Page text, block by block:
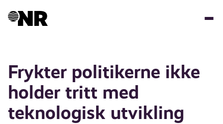
Frykter politikerne ikke
holder tritt med
teknologisk utvikling